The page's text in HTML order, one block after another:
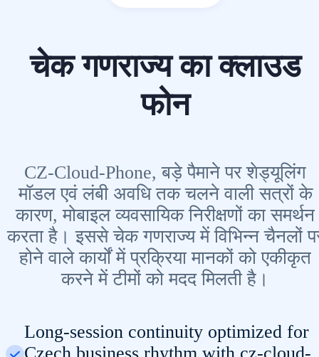
चेक गणराज्य का क्लाउड
फोन
CZ-Cloud-Phone, बड़े पैमाने पर शेड्यूलिंग
मॉडल एवं लंबी अवधि तक चलने वाली सत्रों के
कारण, मोबाइल व्यवसायिक निरीक्षणों का समर्थन
करता है। इससे चेक गणराज्य में विभिन्न चैनलों
होने वाले कार्यों में प्रक्रिया मानकों को एकीकृत
करने में टीमों को मदद मिलती है।
Long-session continuity optimized for